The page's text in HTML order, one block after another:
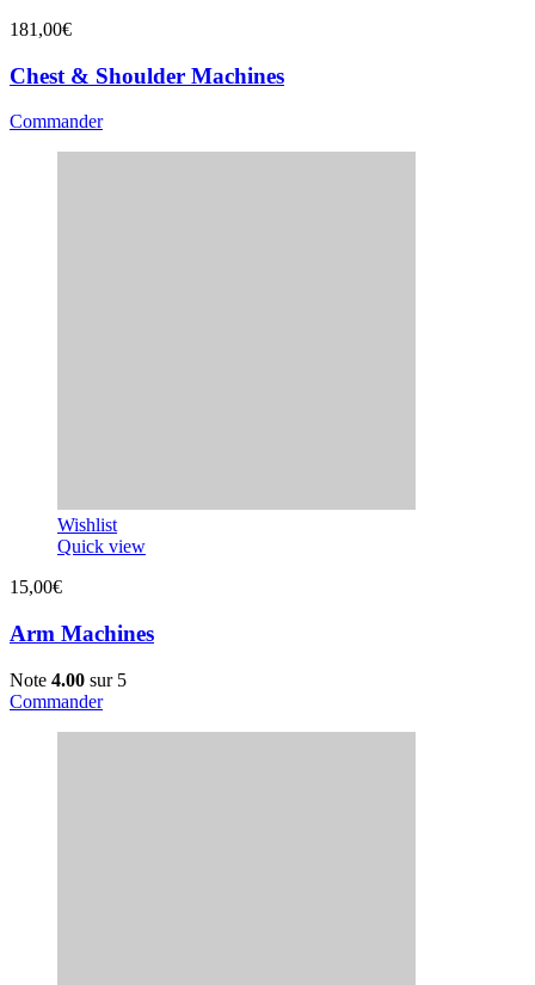
181,00€
Chest & Shoulder Machines
Commander
Wishlist
Quick view
15,00€
Arm Machines
Note 4.00 sur 5
Commander